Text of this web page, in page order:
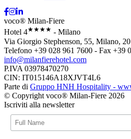
voco® Milan-Fiere
Hotel 4★★★★ - Milano
Via Giorgio Stephenson, 55, Milano,
Telefono +39 028 961 7600 - Fax +39
info@milanfierehotel.com
P.IVA 03978470270
CIN: IT015146A18XJVT4L6
Parte di Gruppo HNH Hospitality -
© Copyright voco® Milan-Fiere 2026
Iscriviti alla newsletter